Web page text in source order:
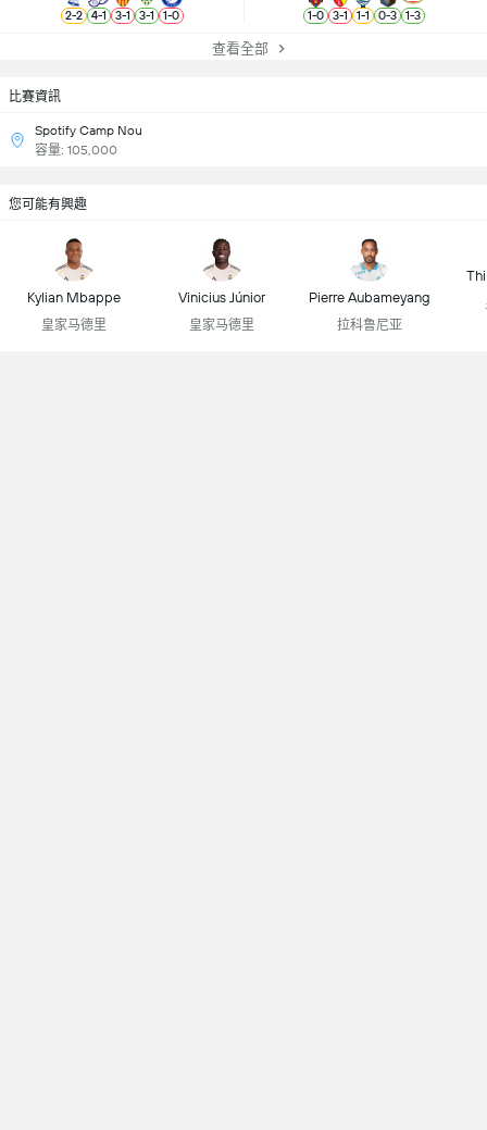
比賽資訊
Spotify Camp Nou
容量: 105,000
2-2 4-1 3-1 3-1 1-0 1-0 3-1 1-1 0-3 1-3
查看全部
您可能有興趣
Kylian Mbappe
皇家马德里
Vinicius Júnior
皇家马德里
Pierre Aubameyang
拉科鲁尼亚